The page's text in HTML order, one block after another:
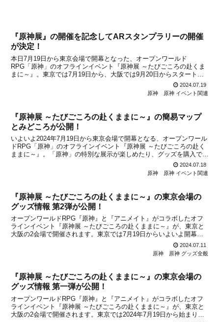
『原神展』の開催を記念してARスタンプラリーの開催
が決定！
本日7月19日から東京会場で開幕となった、オープンワールド
RPG「原神」のオフラインイベント『原神展 ～たびごころの赴くま
まに～』。東京では7月19日から、大阪では9月20日からスタートと
なりますが、東京会場の開幕を記念して、東京・池袋周辺でARスタ
ンプラリーの開催が決定！池袋5箇所にある二次元コー...
2024.07.19
原神
原神 イベント関連
『原神展 ～たびごころの赴くままに～』の簡易マップ
とみどころが公開！
いよいよ2024年7月19日から東京会場で開幕となる、オープンワール
ドRPG「原神」のオフラインイベント『原神展 ～たびごころの赴く
ままに～』。「原神」の特別な展示が楽しめたり、グッズを購入でき
たりすることができる大型イベントで、今回は東京と大阪 2会場での
2024.07.18
原神
原神 イベント関連
『原神展 ～たびごころの赴くままに～』の東京会場の
グッズ情報 第2弾が公開！
オープンワールドRPG『原神』と『アニメイト』がコラボしたオフ
ラインイベント『原神展 ～たびごころの赴くままに～』が、東京と
大阪の2会場で開催されます。東京では7月19日からいよいよ開幕
し、大阪ではその後、9月20日から開始になるとのこと。現在、東京
会場の前売入場券およびバンドル引換券の一般販売(先...
2024.07.11
原神
原神 グッズ全般
『原神展 ～たびごころの赴くままに～』の東京会場の
グッズ情報 第一弾が公開！
オープンワールドRPG『原神』と『アニメイト』がコラボしたオフ
ラインイベント『原神展 ～たびごころの赴くままに～』が、東京と
大阪の2会場で開催されます。東京では2024年7月19日から始まり、